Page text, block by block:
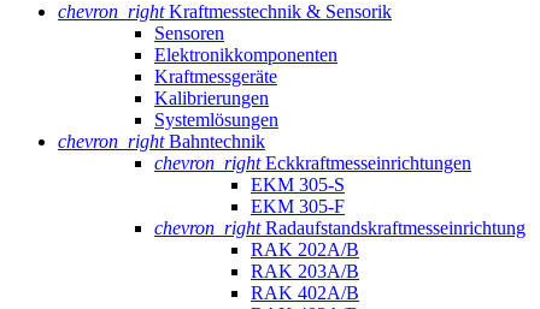
chevron_right Kraftmesstechnik & Sensorik
Sensoren
Elektronikkomponenten
Kraftmessgeräte
Kalibrierungen
Systemlösungen
chevron_right Bahntechnik
chevron_right Eckkraftmess­einrichtungen
EKM 305-S
EKM 305-F
chevron_right Radaufstands­kraftmess­einrichtung
RAK 202A/B
RAK 203A/B
RAK 402A/B